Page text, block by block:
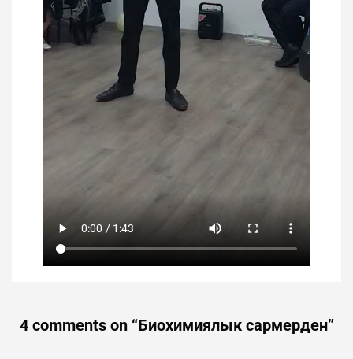
4 comments on “Биохимиялык сармерден”